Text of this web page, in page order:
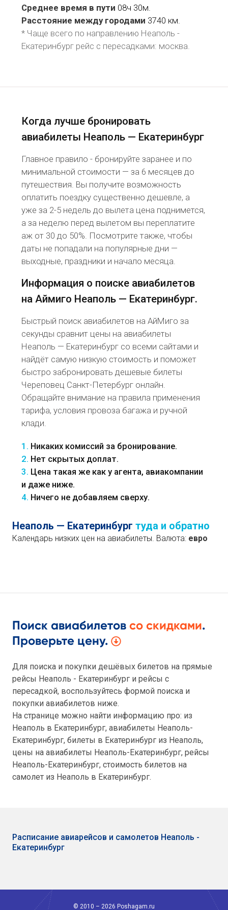
Среднее время в пути 08ч 30м.
Расстояние между городами 3740 км.
* Чаще всего по направлению Неаполь -
Екатеринбург рейс с пересадками: москва.
Когда лучше бронировать
авиабилеты Неаполь — Екатеринбург
Главное правило - бронируйте заранее и по
минимальной стоимости — за 6 месяцев до
путешествия. Вы получите возможность
оплатить поездку существенно дешевле, а
уже за 2-5 недель до вылета цена поднимется,
а за неделю перед вылетом вы переплатите
аж от 30 до 50%. Посмотрите также, чтобы
даты не попадали на популярные дни —
выходные, праздники и начало месяца.
Информация о поиске авиабилетов
на Аймиго Неаполь — Екатеринбург.
Быстрый поиск авиабилетов на АйМиго за
секунды сравнит цены на авиабилеты
Неаполь — Екатеринбург со всеми сайтами и
найдёт самую низкую стоимость и поможет
быстро забронировать дешевые билеты
Череповец Санкт-Петербург онлайн.
Обращайте внимание на правила применения
тарифа, условия провоза багажа и ручной
клади.
1. Никаких комиссий за бронирование.
2. Нет скрытых доплат.
3. Цена такая же как у агента, авиакомпании
и даже ниже.
4. Ничего не добавляем сверху.
Неаполь — Екатеринбург туда и обратно
Календарь низких цен на авиабилеты. Валюта: евро
Поиск авиабилетов со скидками.
Проверьте цену.
Для поиска и покупки дешёвых билетов на прямые
рейсы Неаполь - Екатеринбург и рейсы с
пересадкой, воспользуйтесь формой поиска и
покупки авиабилетов ниже.
На странице можно найти информацию про: из
Неаполь в Екатеринбург, авиабилеты Неаполь-
Екатеринбург, билеты в Екатеринбург из Неаполь,
цены на авиабилеты Неаполь-Екатеринбург, рейсы
Неаполь-Екатеринбург, стоимость билетов на
самолет из Неаполь в Екатеринбург.
Расписание авиарейсов и самолетов Неаполь -
Екатеринбург
© 2010 – 2026 Poshagam.ru